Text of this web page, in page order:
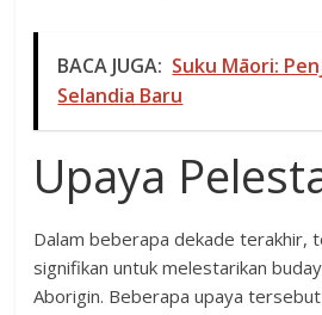
BACA JUGA: Suku Māori:
Selandia Baru
Upaya
Dalam beberapa dekade terakhir,
signifikan untuk melestarikan
Aborigin. Beberapa upaya